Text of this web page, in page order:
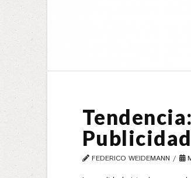
Publicidad
FEDERICO WEIDEMANN